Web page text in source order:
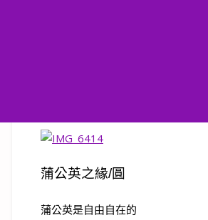
蒲公英之緣/圓
蒲公英是自由自在的